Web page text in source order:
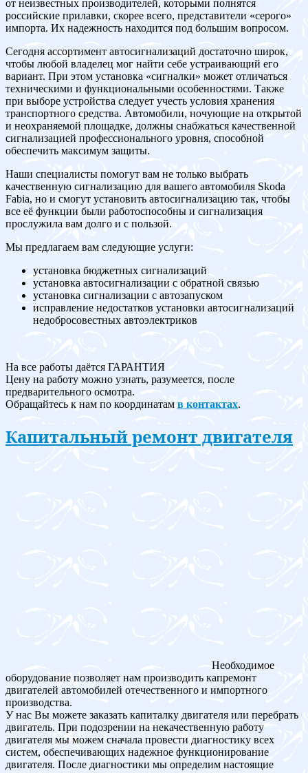
от неизвестных производителей, которыми полнятся
российские прилавки, скорее всего, представители «серого»
импорта. Их надежность находится под большим вопросом.
Сегодня ассортимент автосигнализаций достаточно широк,
чтобы любой владелец мог найти себе устраивающий его
вариант. При этом установка «сигналки» может отличаться
техническими и функциональными особенностями. Также
при выборе устройства следует учесть условия хранения
транспортного средства. Автомобили, ночующие на открытой
и неохраняемой площадке, должны снабжаться качественной
сигнализацией профессионального уровня, способной
обеспечить максимум защиты.
Наши специалисты помогут вам не только выбрать
качественную сигнализацию для вашего автомобиля Skoda
Fabia, но и смогут установить автосигнализацию так, чтобы
все её функции были работоспособны и сигнализация
прослужила вам долго и с пользой.
Мы предлагаем вам следующие услуги:
установка бюджетных сигнализаций
установка автосигнализации с обратной связью
установка сигнализации с автозапуском
исправление недостатков установки автосигнализаций
недобросовестных автоэлектриков
На все работы даётся ГАРАНТИЯ
Цену на работу можно узнать, разумеется, после
предварительного осмотра.
Обращайтесь к нам по координатам в контактах.
Капитальный ремонт двигателя
Необходимое
оборудование позволяет нам производить капремонт
двигателей автомобилей отечественного и импортного
производства.
У нас Вы можете заказать капиталку двигателя или перебрать
двигатель. При подозрении на некачественную работу
двигателя мы можем сначала провести диагностику всех
систем, обеспечивающих надежное функционирование
двигателя. После диагностики мы определим настоящие